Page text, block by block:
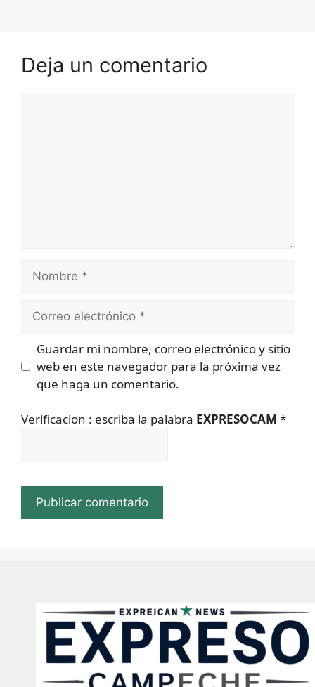
Deja un comentario
electrónico
Guardar mi nombre, correo electrónico y sitio
web en este navegador para la próxima vez
que haga un comentario.
Verificacion : escriba la palabra EXPRESOCAM *